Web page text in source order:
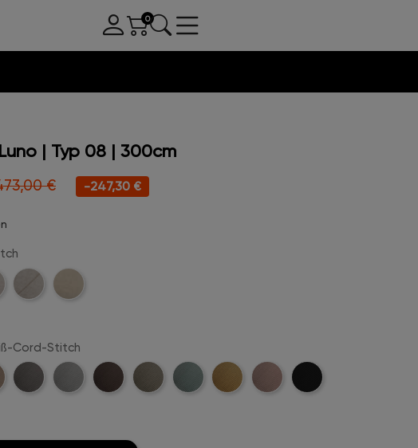
| Typ 08 | 300cm
€ -247,30 €
Velvet- Boucle
Cord-Stitch
Anthrazit-Hellgrau-Dunkelbraun-
Khaki-
Mintgreen-Mustard-Rosa-
Schwarz-